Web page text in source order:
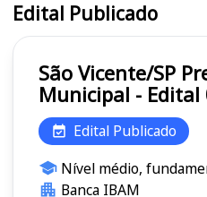
Edital Publicado
São Vicente/SP Prefeitura
Municipal - Edital
Edital Publicado
Nível médio,
Banca IBAM